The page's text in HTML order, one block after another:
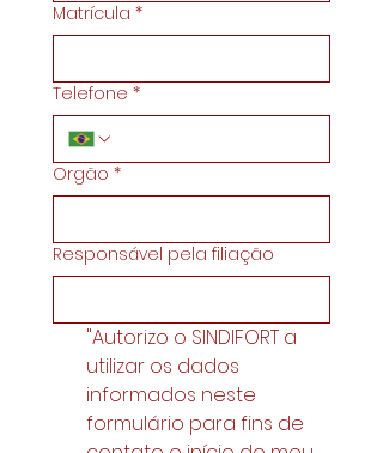
Matrícula *
Telefone *
Orgão *
Responsável pela filiação
"Autorizo o SINDIFORT a
utilizar os dados
informados neste
formulário para fins de